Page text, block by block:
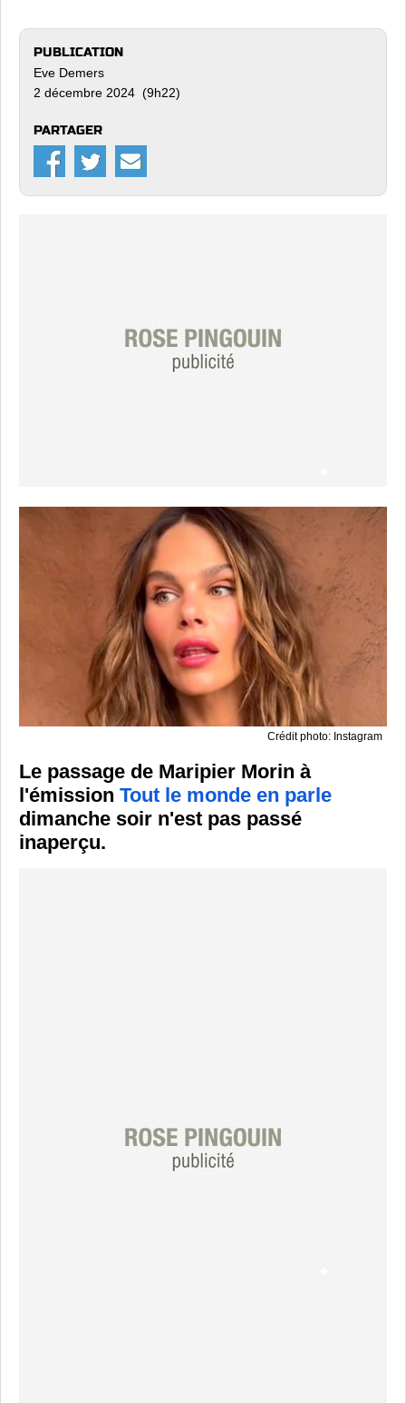
PUBLICATION
Eve Demers
2 décembre 2024 (9h22)
PARTAGER
Crédit photo: Instagram
Le passage de Maripier Morin à
l'émission Tout le monde en parle
dimanche soir n'est pas passé
inaperçu.